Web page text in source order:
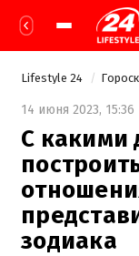
Lifestyle 24
14 июня 2023, 15:36
С какими
зодиака